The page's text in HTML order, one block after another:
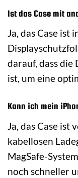
Ist das Case mit
Ja, das Case ist
darauf, dass
ist, um eine
Kann ich mein
Ja, das Case
kabellosen
MagSafe-
noch schneller